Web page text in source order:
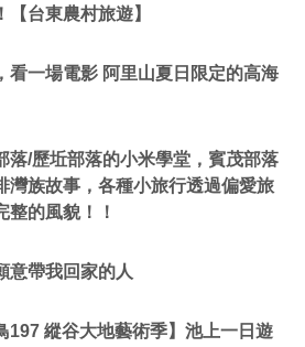
台東農村旅遊】
看一場電影 阿里山夏日限定的高海
/歷坵部落的小米學堂，賓茂部落
灣族故事，各種小旅行透過偏愛旅
整的風貌！！
意帶我回家的人
197 縱谷大地藝術季】池上一日遊